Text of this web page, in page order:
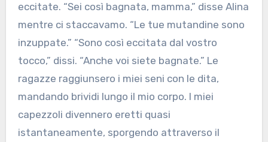
eccitate. “Sei così bagnata, mamma,” disse Alina
mentre ci staccavamo. “Le tue mutandine sono
inzuppate.” “Sono così eccitata dal vostro
tocco,” dissi. “Anche voi siete bagnate.” Le
ragazze raggiunsero i miei seni con le dita,
mandando brividi lungo il mio corpo. I miei
capezzoli divennero eretti quasi
istantaneamente, sporgendo attraverso il